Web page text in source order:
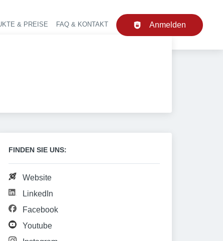
Navigation
& PREISE FAQ & KONTAKT Anmelden
FINDEN SIE UNS:
Website
LinkedIn
Facebook
Youtube